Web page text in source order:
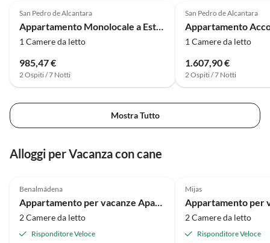
San Pedro de Alcantara
Appartamento Monolocale a Estepona vicino spiaggia
1 Camere da letto
985,47 €
2 Ospiti / 7 Notti
San Pedro de Alcantara
1 Camere da letto
1.607,90 €
2 Ospiti / 7 Notti
Mostra Tutto
Alloggi per Vacanza con cane
Benalmádena
Appartamento per vacanze Apartamento-Malibu
2 Camere da letto
Risponditore Veloce
Mijas
2 Camere da letto
Risponditore Veloce